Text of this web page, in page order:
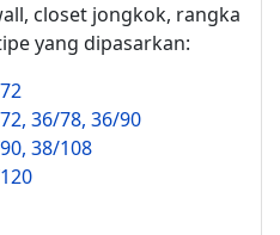
closet jongkok, rangka
yang dipasarkan:
36/78, 36/90
38/108